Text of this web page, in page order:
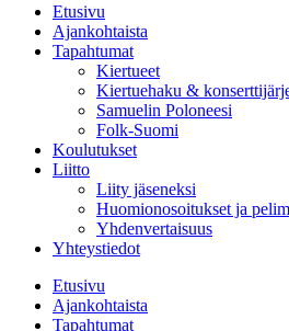
Etusivu
Ajankohtaista
Tapahtumat
Kiertueet
Kiertuehaku &
Samuelin Poloneesi
Folk-Suomi
Koulutukset
Liitto
Liity jäseneksi
Huomionosoitukset ja
Yhdenvertaisuus
Yhteystiedot
Etusivu
Ajankohtaista
Tapahtumat